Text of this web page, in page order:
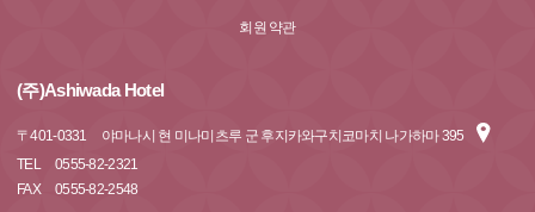
회원 약관
(주)Ashiwada Hotel
〒401-0331
야마나시 현 미나미츠루 군 후지카와구치코마치 나가하마 395
TEL
0555-82-2321
FAX
0555-82-2548